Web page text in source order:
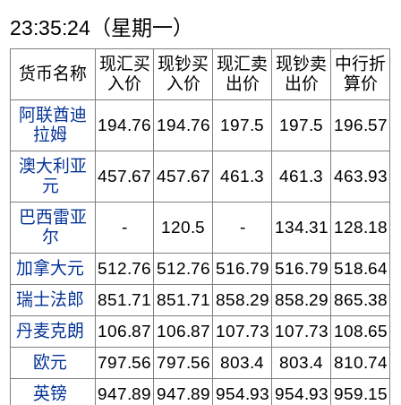
23:35:24（星期一）
货币名称
现汇买
入价
现钞买
入价
现汇卖
出价
现钞卖
出价
中行折
算价
阿联酋迪
拉姆
194.76 194.76 197.5 197.5 196.57
澳大利亚
元
457.67 457.67 461.3 461.3 463.93
巴西雷亚
尔
- 120.5 - 134.31 128.18
加拿大元 512.76 512.76 516.79 516.79 518.64
瑞士法郎
851.71 851.71 858.29 858.29 865.38
丹麦克朗
106.87 106.87 107.73 107.73 108.65
欧元
797.56 797.56 803.4 803.4
810.74
英镑
947.89 947.89 954.93 954.93 959.15